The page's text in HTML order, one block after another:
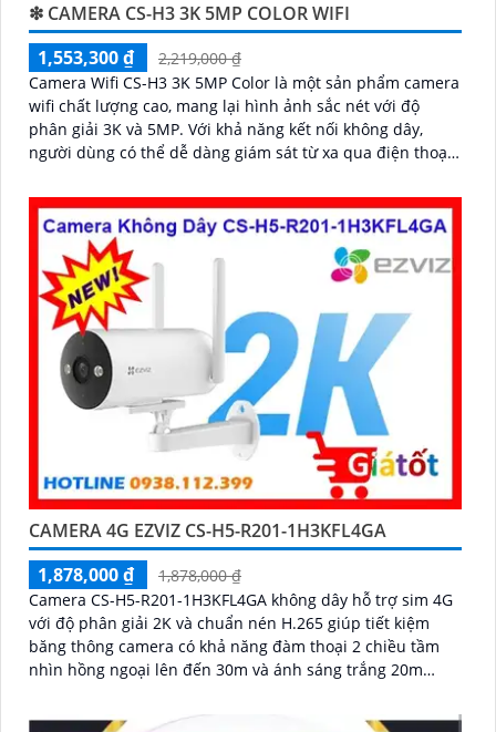
❇ CAMERA CS-H3 3K 5MP COLOR WIFI
1,553,300 ₫
2,219,000 ₫
Camera Wifi CS-H3 3K 5MP Color là một sản phẩm camera
wifi chất lượng cao, mang lại hình ảnh sắc nét với độ
phân giải 3K và 5MP. Với khả năng kết nối không dây,
người dùng có thể dễ dàng giám sát từ xa qua điện thoại
CAMERA 4G EZVIZ CS-H5-R201-1H3KFL4GA
1,878,000 ₫
1,878,000 ₫
Camera CS-H5-R201-1H3KFL4GA không dây hỗ trợ sim 4G
với độ phân giải 2K và chuẩn nén H.265 giúp tiết kiệm
băng thông camera có khả năng đàm thoại 2 chiều tầm
nhìn hồng ngoại lên đến 30m và ánh sáng trắng 20m
còn tích hợp tính năng phát hiện thông minh và cảnh báo